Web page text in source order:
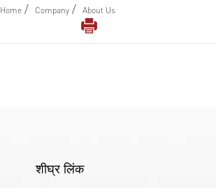
Home / Company / About Us
शीघ्र लिंक